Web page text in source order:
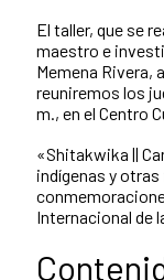
El taller, que se
maestro e
Memena Rivera,
reuniremos los
m., en el Centro
«Shitakwika ||
indígenas y
Internacional de